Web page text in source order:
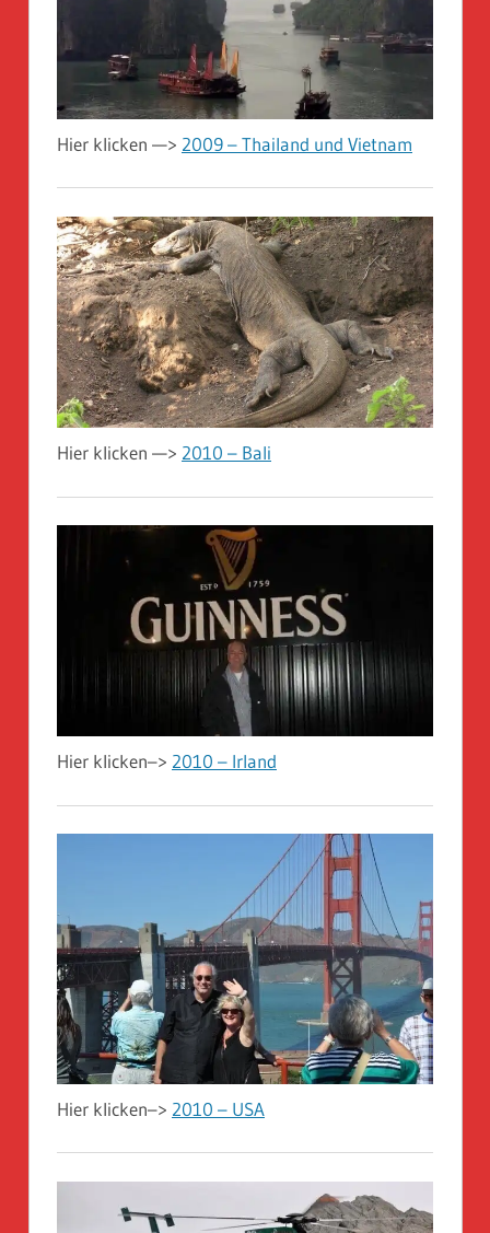
Hier klicken —> 2009 – Thailand und Vietnam
Hier klicken —> 2010 – Bali
Hier klicken–> 2010 – Irland
Hier klicken–> 2010 – USA